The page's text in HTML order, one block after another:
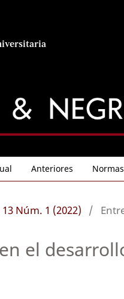
Anteriores
13 Núm. 1 (2022) /
el